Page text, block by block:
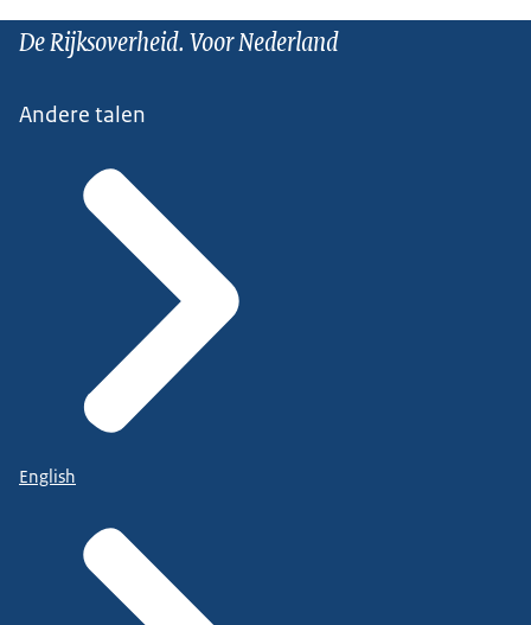
De Rijksoverheid. Voor Nederland
Andere talen
English